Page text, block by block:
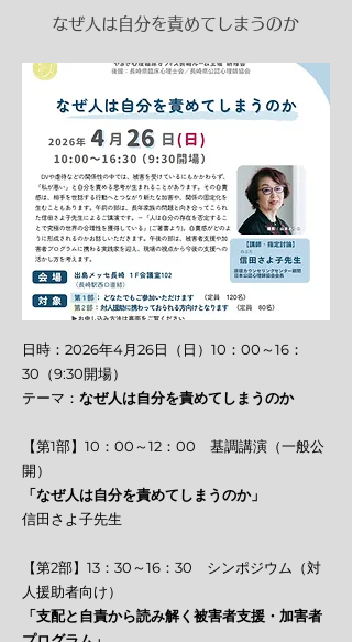
なぜ人は自分を責めてしまうのか
日時：2026年4月26日（日）10：00～16：
30（9:30開場）
テーマ： なぜ人は自分を責めてしまうのか
【第1部】10：00～12：00 基調講演（一般公
開）
「なぜ人は自分を責めてしまうのか」
信田さよ子先生
【第2部】13：30～16：30 シンポジウム（対
人援助者向け）
「支配と自責から読み解く被害者支援・加害者